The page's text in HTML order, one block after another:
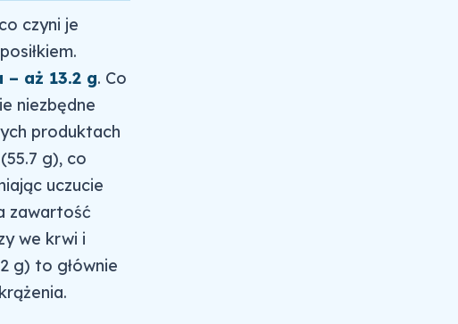
czyni je
– aż 13.2 g. Co
niezbędne
produktach
g), co
uczucie
zawartość
we krwi i
g) to głównie